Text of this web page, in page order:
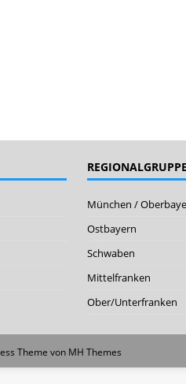
München /
Ostbayern
Schwaben
Mittelfranken
Ober/Unterfranken
Theme von MH Themes